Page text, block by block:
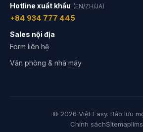
Hotline xuất khẩu (EN/ZH/JA)
+84 934 777 445
Sales nội địa
Form liên hệ
Văn phòng & nhà máy
© 2026 Việt Easy. Bảo lưu
Chính sáchSitemap